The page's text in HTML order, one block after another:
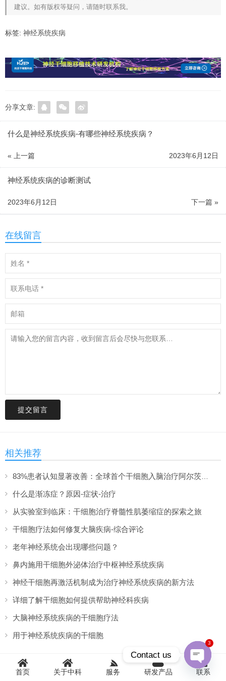
建议。如有版权等疑问，请随时联系我。
标签: 神经系统疾病
分享文章:
什么是神经系统疾病-有哪些神经系统疾病？
« 上一篇 2023年6月12日
神经系统疾病的诊断测试
下一篇 »
2023年6月12日
在线留言
提交留言
相关推荐
什么是渐冻症？原因-症状-治疗
从实验室到临床：干细胞治疗脊髓性肌萎缩症的探索之旅
干细胞疗法如何修复大脑疾病-综合评论
老年神经系统会出现哪些问题？
鼻内施用干细胞外泌体治疗中枢神经系统疾病
神经干细胞再激活机制成为治疗神经系统疾病的新方法
详细了解干细胞如何提供帮助神经科疾病
大脑神经系统疾病的干细胞疗法
用于神经系统疾病的干细胞
丨sitemap丨 杭吉干细胞科技致力于：帮助想了解神经干细胞移植、多能
首页 关于中科 服务 研发产品 联系
Contact us
Open
3